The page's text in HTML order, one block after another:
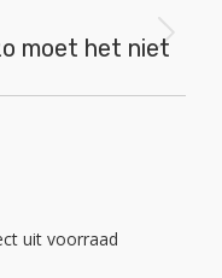
moet het niet
uit voorraad